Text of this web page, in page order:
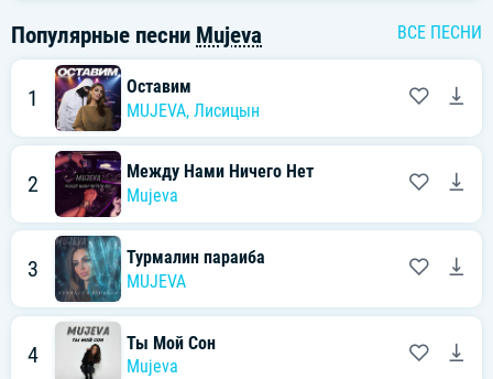
Популярные песни Mujeva ВСЕ ПЕСНИ
1
Оставим
MUJEVA, Лисицын
2
Между Нами Ничего Нет
Mujeva
3
Турмалин параиба
MUJEVA
4
Ты Мой Сон
Mujeva